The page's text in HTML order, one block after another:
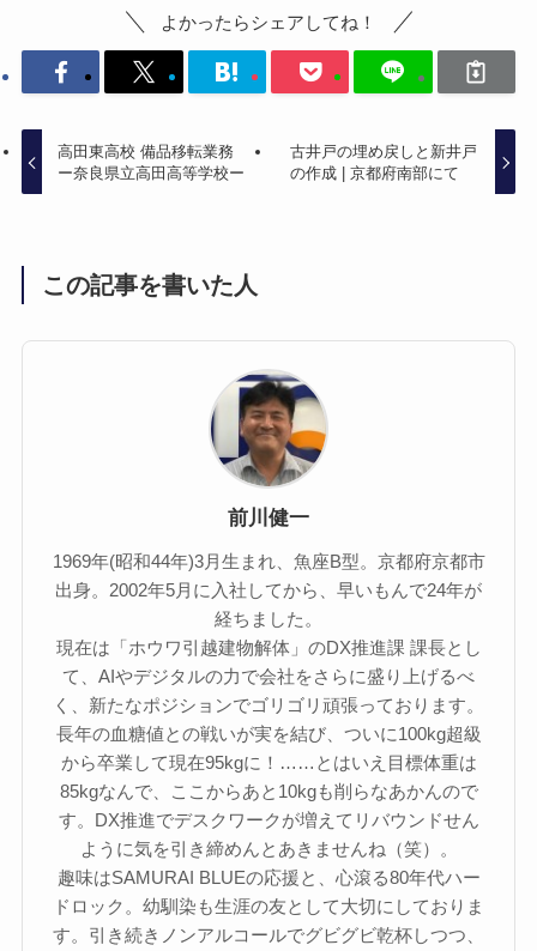
よかったらシェアしてね！
高田東高校 備品移転業務
ー奈良県立高田高等学校ー
古井戸の埋め戻しと新井戸
の作成 | 京都府南部にて
この記事を書いた人
前川健一
1969年(昭和44年)3月生まれ、魚座B型。京都府京都市
出身。2002年5月に入社してから、早いもんで24年が
経ちました。
現在は「ホウワ引越建物解体」のDX推進課 課長とし
て、AIやデジタルの力で会社をさらに盛り上げるべ
く、新たなポジションでゴリゴリ頑張っております。
長年の血糖値との戦いが実を結び、ついに100kg超級
から卒業して現在95kgに！……とはいえ目標体重は
85kgなんで、ここからあと10kgも削らなあかんので
す。DX推進でデスクワークが増えてリバウンドせん
ように気を引き締めんとあきませんね（笑）。
趣味はSAMURAI BLUEの応援と、心滾る80年代ハー
ドロック。幼馴染も生涯の友として大切にしておりま
す。引き続きノンアルコールでグビグビ乾杯しつつ、